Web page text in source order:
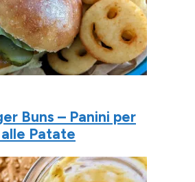
Buns – Panini per
Patate